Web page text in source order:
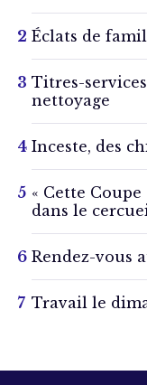
Éclats de
Titres-
nettoyage
Inceste, des
« Cette
dans le
Rendez-vous
Travail le